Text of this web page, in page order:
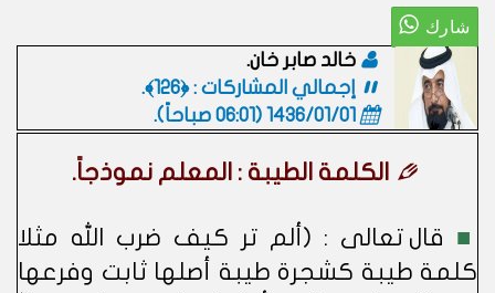
خالد صابر خان.
إجمالي المشاركات : ﴿126﴾.
1436/01/01 (06:01 صباحاً)
.
الكلمة الطيبة : المعلم نموذجاً.
■ قال تعالى : (ألم تر كيف ضرب الله مثلا
كلمة طيبة كشجرة طيبة أصلها ثابت وفرعها